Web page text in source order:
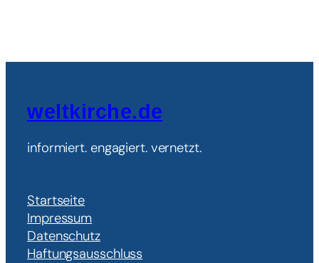
weltkirche.de
informiert. engagiert. vernetzt.
Startseite
Impressum
Datenschutz
Haftungsausschluss